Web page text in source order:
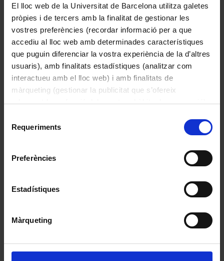
El lloc web de la Universitat de Barcelona utilitza galetes
pròpies i de tercers amb la finalitat de gestionar les
vostres preferències (recordar informació per a que
accediu al lloc web amb determinades característiques
que puguin diferenciar la vostra experiència de la d’altres
usuaris), amb finalitats estadístiques (analitzar com
interactueu amb el lloc web) i amb finalitats de
màrqueting (gestionar la publicitat que s’ofereix
adequant-la en funció dels vostres hàbits de navegació).
consultar laPolítica de galetes del lloc web de la
Requeriments
Preferències
Estadístiques
Màrqueting
per estudiar l’electricitat atmosfèrica.
Funcionament:
Els quadrants van fixats a la placa
superior del recipient mitjançant suports
de vidre aïllants, quedant un d’ells mòbil
per a ajustar l’instrument. Presenta una
agulla d’alumini en l’interior connectada
hi ha àcid sulfúric concentrat.
Dades històriques:
J. Carpentier a París a finals del segle XX.
Espectrofotòmetre
1970